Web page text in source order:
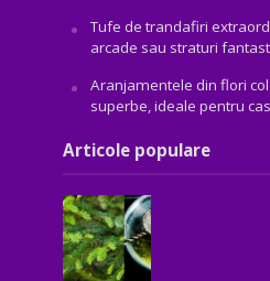
Tufe de trandafiri
arcade sau straturi
Aranjamentele din flori
superbe, ideale pentru
Articole populare